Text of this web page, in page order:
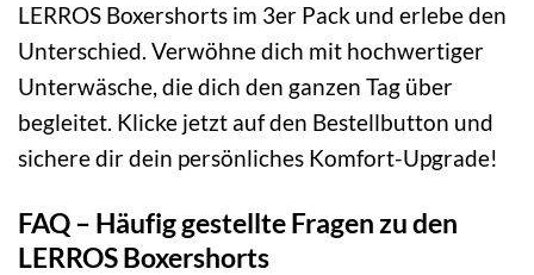
LERROS Boxershorts im 3er Pack und erlebe den
Unterschied. Verwöhne dich mit hochwertiger
Unterwäsche, die dich den ganzen Tag über
begleitet. Klicke jetzt auf den Bestellbutton und
sichere dir dein persönliches Komfort-Upgrade!
FAQ – Häufig gestellte Fragen zu den
LERROS Boxershorts